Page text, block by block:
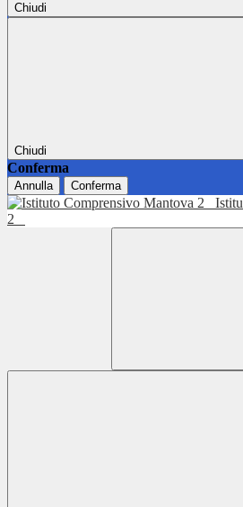
Chiudi
Chiudi
Conferma
Annulla Conferma
2